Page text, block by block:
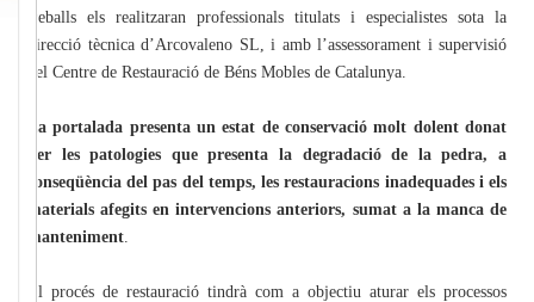
treballs els realitzaran professionals titulats i especialistes sota la
direcció tècnica d’Arcovaleno SL, i amb l’assessorament i supervisió
del Centre de Restauració de Béns Mobles de Catalunya.
La portalada presenta un estat de conservació molt dolent donat
per les patologies que presenta la degradació de la pedra, a
conseqüència del pas del temps, les restauracions inadequades i els
materials afegits en intervencions anteriors, sumat a la manca de
manteniment
El procés de restauració tindrà com a objectiu aturar els processos